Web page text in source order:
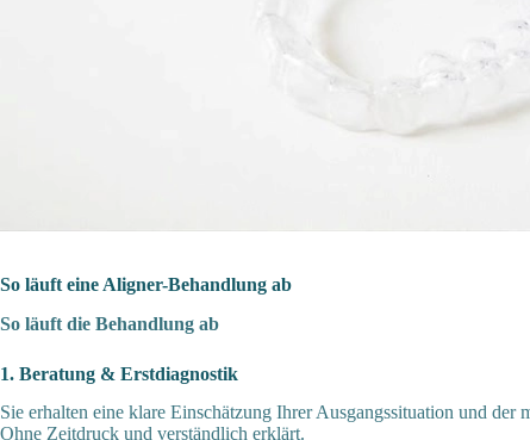
So läuft eine Aligner-Behandlung ab
So läuft die Behandlung ab
1. Beratung & Erstdiagnostik
Sie erhalten eine klare Einschätzung Ihrer Ausgangssituation und der
Ohne Zeitdruck und verständlich erklärt.